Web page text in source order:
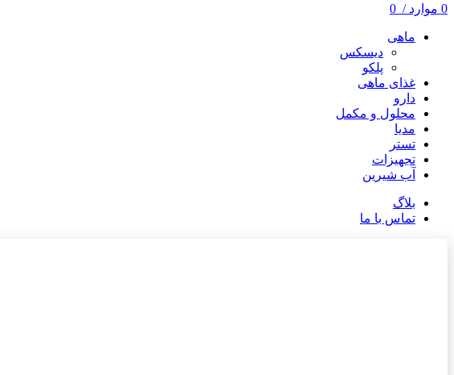
0 موارد /
ماهی
دیسکس
پلکو
غذای ماهی
دارو
محلول و مکمل
مدیا
تستر
تجهیزات
آب شیرین
بلاگ
تماس با ما